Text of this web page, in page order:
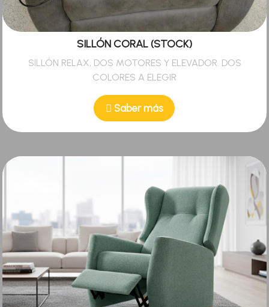
SILLÓN CORAL (STOCK)
SILLÓN RELAX, DOS MOTORES Y ELEVADOR. DOS
COLORES A ELEGIR
Saber más